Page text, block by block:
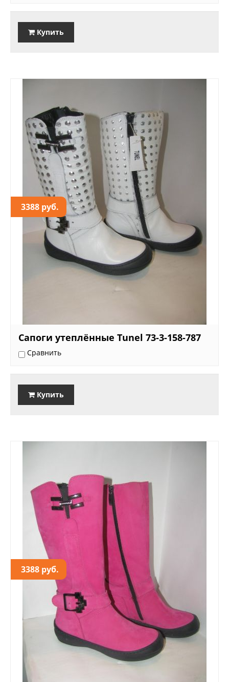
Купить
3388 руб.
Сапоги утеплённые Tunel 73-3-158-787
Сравнить
Купить
3388 руб.